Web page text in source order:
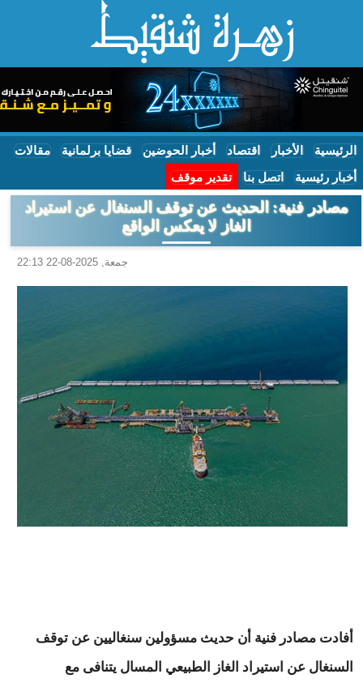
الرئيسية الأخبار اقتصاد أخبار الحوضين قضايا برلمانية مقالات
أخبار رئيسية اتصل بنا تقدير موقف
مصادر فنية: الحديث عن توقف السنغال عن استيراد
الغاز لا يعكس الواقع
جمعة, 2025-08-22 22:13
أفادت مصادر فنية أن حديث مسؤولين سنغاليين عن توقف
السنغال عن استيراد الغاز الطبيعي المسال يتنافى مع